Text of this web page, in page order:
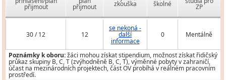
přijmout přijmout zkouška školné ZP
30 / 12 12
se nekoná -
další
informace
0 Mentálně
Poznámky k oboru:žáci mohou získat stipendium, možnost získat řidičský
průkaz skupiny B, C, T (zvýhodněně B, C, T), výměnné pobyty v zahraničí,
účast na mezinárodních projektech, část OV probíhá v reálném pracovním
prostředí.